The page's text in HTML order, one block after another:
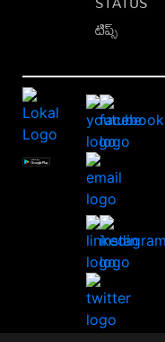
టిప్స్